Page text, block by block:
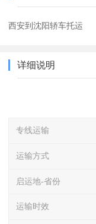
西安到沈阳轿车托运
详细说明
专线运输
运输方式
启运地-省份
运输时效